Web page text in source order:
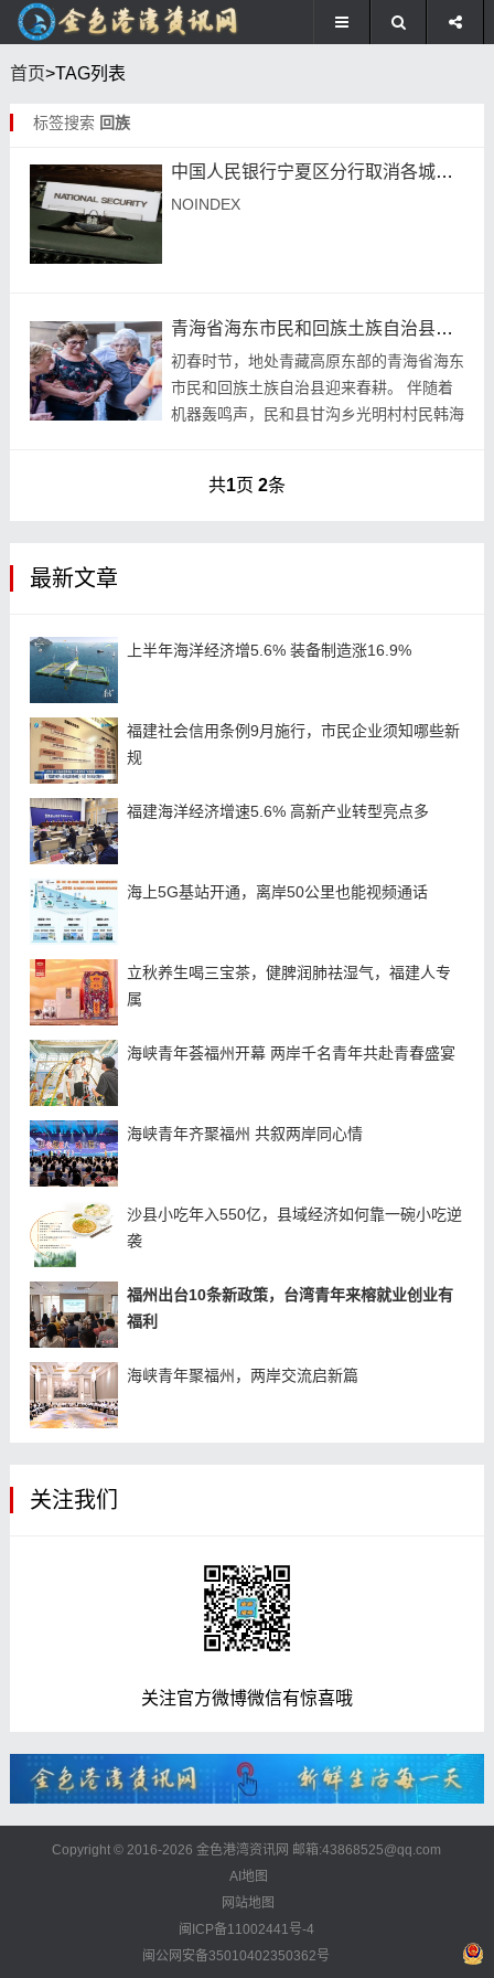
首页>TAG列表
标签搜索 回族
中国人民银行宁夏区分行取消各城市首套二套房贷利率政策下限
NOINDEX
青海省海东市民和回族土族自治县迎来春耕
初春时节，地处青藏高原东部的青海省海东
市民和回族土族自治县迎来春耕。 伴随着
机器轰鸣声，民和县甘沟乡光明村村民韩海
照料自家的...
共1页 2条
最新文章
上半年海洋经济增5.6% 装备制造涨16.9%
福建社会信用条例9月施行，市民企业须知哪些新
规
福建海洋经济增速5.6% 高新产业转型亮点多
海上5G基站开通，离岸50公里也能视频通话
立秋养生喝三宝茶，健脾润肺祛湿气，福建人专
属
海峡青年荟福州开幕 两岸千名青年共赴青春盛宴
海峡青年齐聚福州 共叙两岸同心情
沙县小吃年入550亿，县域经济如何靠一碗小吃逆
袭
福州出台10条新政策，台湾青年来榕就业创业有
福利
海峡青年聚福州，两岸交流启新篇
关注我们
关注官方微博微信有惊喜哦
Copyright © 2016-2026 金色港湾资讯网 邮箱:43868525@qq.com
AI地图
网站地图
闽ICP备11002441号-4
闽公网安备35010402350362号